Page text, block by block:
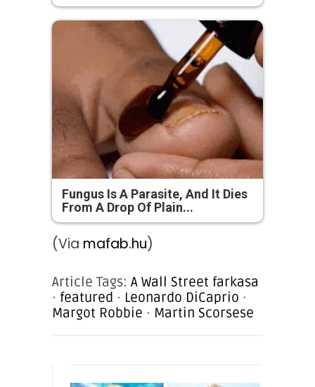
Fungus Is A Parasite, And It Dies
From A Drop Of Plain...
(Via mafab.hu)
Article Tags: A Wall Street farkasa
· featured · Leonardo DiCaprio ·
Margot Robbie · Martin Scorsese